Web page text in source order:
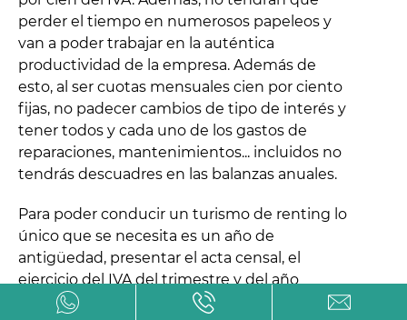
perder el tiempo en numerosos papeleos y
van a poder trabajar en la auténtica
productividad de la empresa. Además de
esto, al ser cuotas mensuales cien por ciento
fijas, no padecer cambios de tipo de interés y
tener todos y cada uno de los gastos de
reparaciones, mantenimientos... incluidos no
tendrás descuadres en las balanzas anuales.
Para poder conducir un turismo de renting lo
único que se necesita es un año de
antigüedad, presentar el acta censal, el
ejercicio del IVA del trimestre y del año
precedente, tener viabilidad económica y no